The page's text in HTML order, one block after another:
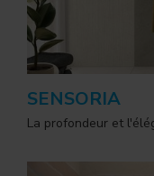
SENSORIA
La profondeur et